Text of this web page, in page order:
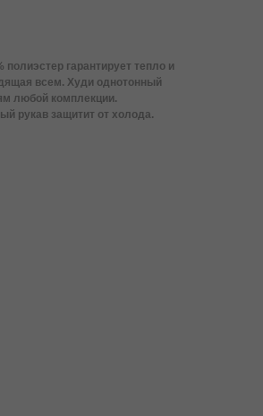
полиэстер гарантирует тепло и
всем. Худи однотонный
любой комплекции.
рукав защитит от холода.